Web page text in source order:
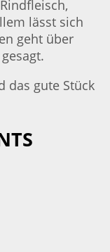
lässt sich
geht über
das gute Stück